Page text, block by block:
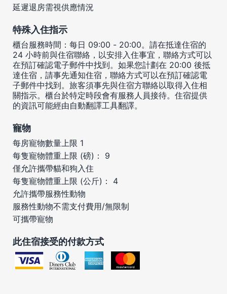
延遲退房需視供應情況
特殊入住指示
櫃台服務時間：每日 09:00 - 20:00。請在抵達住宿的
24 小時前與住宿聯絡，以安排入住事宜，聯絡方式可以
在預訂確認電子郵件中找到。如果您計劃在 20:00 後抵
達住宿，請事先通知住宿，聯絡方式可以在預訂確認電
子郵件中找到。旅客須事先與住宿方聯絡以取得入住相
關指示。櫃台於特定時段會有服務人員接待。住宿提供
的資訊可能經由自動翻譯工具翻譯。
寵物
每房寵物數量上限 1
每隻寵物體重上限 (磅)： 9
僅允許攜帶貓和狗入住
每隻寵物體重上限 (公斤)： 4
允許攜帶服務性動物
服務性動物不需支付費用/無限制
可攜帶寵物
此住宿接受的付款方式